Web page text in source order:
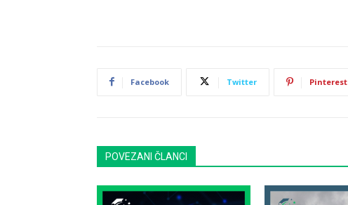
Facebook Twitter Pinterest
POVEZANI ČLANCI